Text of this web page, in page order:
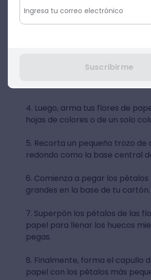
4. Luego, arma tus flores de
hojas de colores o de un solo
5. Recorta un pequeño trozo de
redondo como la base central
6. Comienza a pegar los pétalos
grandes en la base de tu cartón.
7. Superpón los pétalos de las
papel para llenar los huecos
pegas.
8. Finalmente, forma el capullo
papel con los pétalos más
Suscribirme